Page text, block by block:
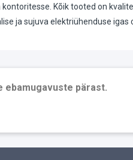
Kõik tooted on
ja sujuva elektriühenduse igas
ebamugavuste pärast.